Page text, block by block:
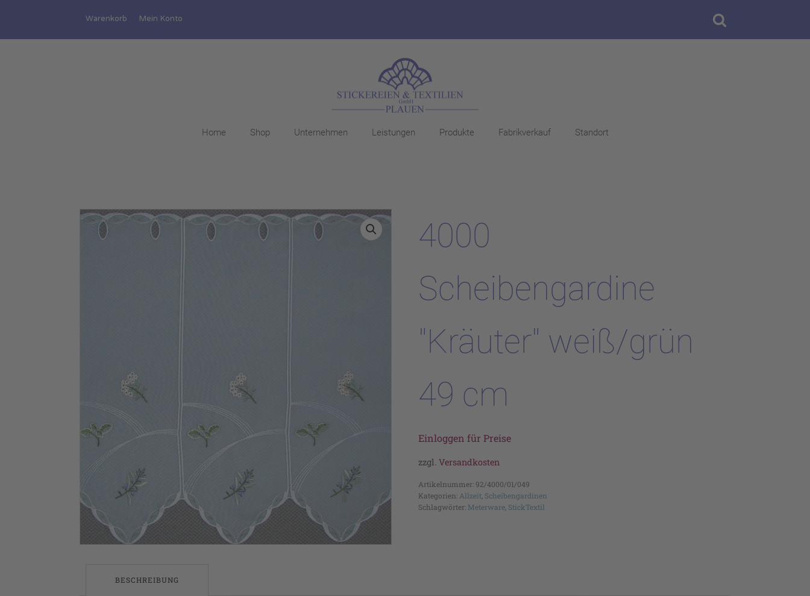
Warenkorb Mein Konto
Home Shop Unternehmen Leistungen Produkte Fabrikverkauf Standort
4000
Scheibengardine
"Kräuter" weiß/grün
49 cm
Einloggen für Preise
zzgl. Versandkosten
Artikelnummer: 92/4000/01/049
Kategorien: Allzeit, Scheibengardinen
Schlagwörter: Meterware, StickTextil
BESCHREIBUNG